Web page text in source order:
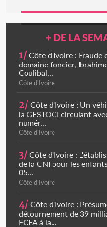
+ DE LA
1/ Côte d'Ivoire : Fraude
domaine foncier,
Coulibal...
Côte d'Ivoire
2/ Côte d'Ivoire : Un
la GESTOCI circulant
numér...
Côte d'Ivoire
3/ Côte d'Ivoire :
de la CNI pour les
05...
Côte d'Ivoire
4/ Côte d'Ivoire :
détournement de 39
FCFA à la...